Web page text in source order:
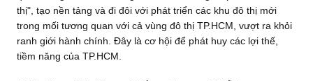
thị", tạo nền tảng và đi đôi với phát triển các khu đô thị mới
trong mối tương quan với cả vùng đô thị TP.HCM, vượt ra khỏi
ranh giới hành chính. Đây là cơ hội để phát huy các lợi thế,
tiềm năng của TP.HCM.